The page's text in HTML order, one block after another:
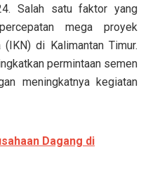
Salah satu faktor yang
mega proyek
di Kalimantan Timur.
permintaan semen
meningkatnya kegiatan
Dagang di